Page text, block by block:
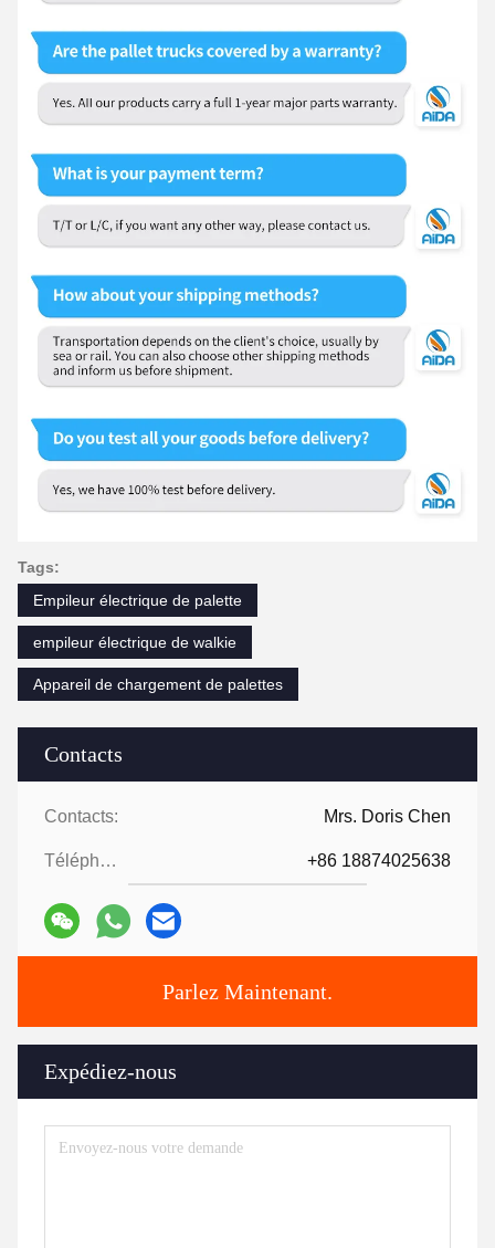
Contacts
Contacts: Mrs. Doris Chen
Téléphone: +86 18874025638
Parlez Maintenant.
Expédiez-nous
Tags:
Empileur électrique de palette
empileur électrique de walkie
Appareil de chargement de palettes